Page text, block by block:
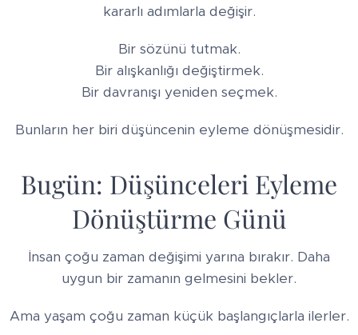
kararlı adımlarla değişir.
Bir sözünü tutmak.
Bir alışkanlığı değiştirmek.
Bir davranışı yeniden seçmek.
Bunların her biri düşüncenin eyleme dönüşmesidir.
Bugün: Düşünceleri Eyleme
Dönüştürme Günü
İnsan çoğu zaman değişimi yarına bırakır. Daha
uygun bir zamanın gelmesini bekler.
Ama yaşam çoğu zaman küçük başlangıçlarla ilerler.